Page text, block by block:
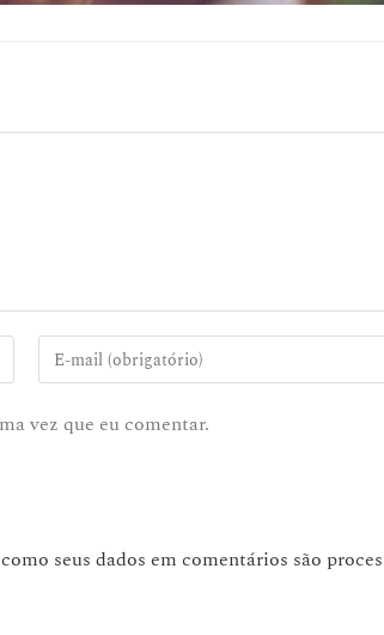
vez que eu comentar.
seus dados em comentários são